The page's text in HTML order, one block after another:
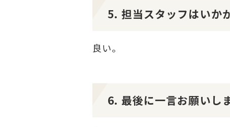
5. 担当スタッフはいか
良い。
6. 最後に一言お願いし